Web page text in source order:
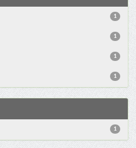
1
1
1
1
1